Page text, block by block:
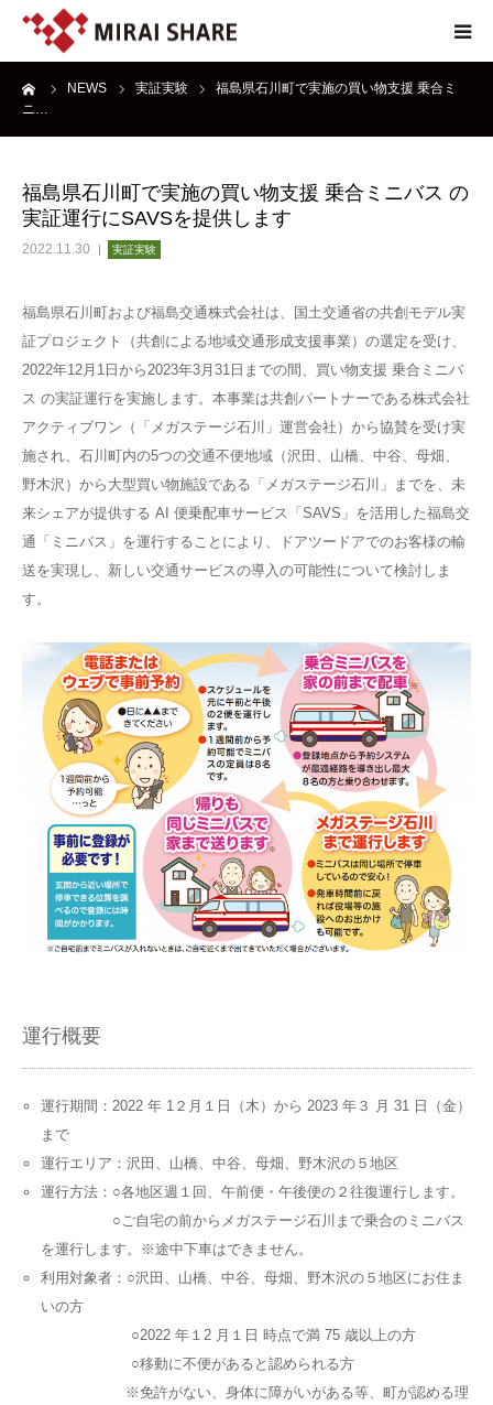
NEWS 実証実験
福島県石川町で実施の買い物支援 乗合ミ
ニ…
福島県石川町で実施の買い物支援 乗合ミニバス の
実証運行にSAVSを提供します
2022.11.30 実証実験
福島県石川町および福島交通株式会社は、国土交通省の共創モデル実
証プロジェクト（共創による地域交通形成支援事業）の選定を受け、
2022年12月1日から2023年3月31日までの間、買い物支援 乗合ミニバ
ス の実証運行を実施します。本事業は共創パートナーである株式会社
アクティブワン（「メガステージ石川」運営会社）から協賛を受け実
施され、石川町内の5つの交通不便地域（沢田、山橋、中谷、母畑、
野木沢）から大型買い物施設である「メガステージ石川」までを、未
来シェアが提供する AI 便乗配車サービス「SAVS」を活用した福島交
通「ミニバス」を運行することにより、ドアツードアでのお客様の輸
送を実現し、新しい交通サービスの導入の可能性について検討しま
す。
運行概要
運行期間：2022 年 1２月１日（木）から 2023 年３ 月 31 日（金）
まで
運行エリア：沢田、山橋、中谷、母畑、野木沢の５地区
運行方法：○各地区週１回、午前便・午後便の２往復運行します。
○ご自宅の前からメガステージ石川まで乗合のミニバス
を運行します。※途中下車はできません。
利用対象者：○沢田、山橋、中谷、母畑、野木沢の５地区にお住ま
いの方
○2022 年１2 月１日 時点で満 75 歳以上の方
○移動に不便があると認められる方
※免許がない、身体に障がいがある等、町が認める理
NEWS
SERVICE
ABOUT